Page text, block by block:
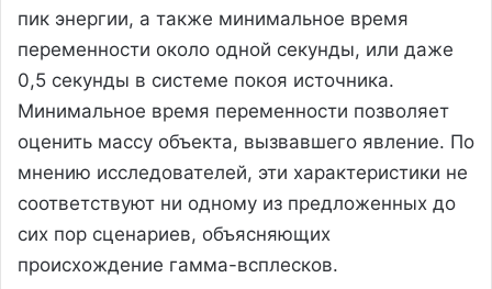
пик энергии, а также минимальное время
переменности около одной секунды, или даже
0,5 секунды в системе покоя источника.
Минимальное время переменности позволяет
оценить массу объекта, вызвавшего явление. По
мнению исследователей, эти характеристики не
соответствуют ни одному из предложенных до
сих пор сценариев, объясняющих
происхождение гамма-всплесков.